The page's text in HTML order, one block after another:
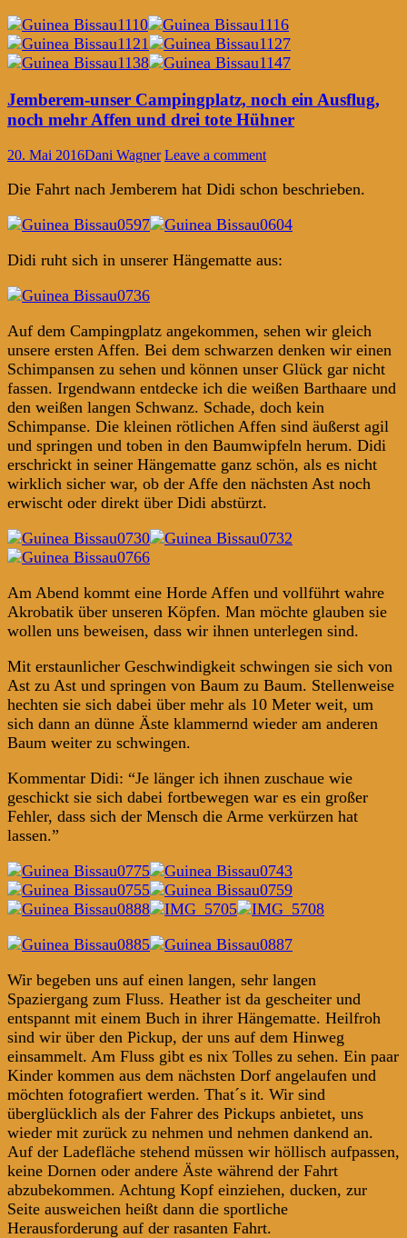
Jemberem-unser Campingplatz, noch ein Ausflug,
noch mehr Affen und drei tote Hühner
20. Mai 2016Dani Wagner Leave a comment
Die Fahrt nach Jemberem hat Didi schon beschrieben.
Didi ruht sich in unserer Hängematte aus:
Auf dem Campingplatz angekommen, sehen wir gleich
unsere ersten Affen. Bei dem schwarzen denken wir einen
Schimpansen zu sehen und können unser Glück gar nicht
fassen. Irgendwann entdecke ich die weißen Barthaare und
den weißen langen Schwanz. Schade, doch kein
Schimpanse. Die kleinen rötlichen Affen sind äußerst agil
und springen und toben in den Baumwipfeln herum. Didi
erschrickt in seiner Hängematte ganz schön, als es nicht
wirklich sicher war, ob der Affe den nächsten Ast noch
erwischt oder direkt über Didi abstürzt.
Am Abend kommt eine Horde Affen und vollführt wahre
Akrobatik über unseren Köpfen. Man möchte glauben sie
wollen uns beweisen, dass wir ihnen unterlegen sind.
Mit erstaunlicher Geschwindigkeit schwingen sie sich von
Ast zu Ast und springen von Baum zu Baum. Stellenweise
hechten sie sich dabei über mehr als 10 Meter weit, um
sich dann an dünne Äste klammernd wieder am anderen
Baum weiter zu schwingen.
Kommentar Didi: “Je länger ich ihnen zuschaue wie
geschickt sie sich dabei fortbewegen war es ein großer
Fehler, dass sich der Mensch die Arme verkürzen hat
lassen.”
Wir begeben uns auf einen langen, sehr langen
Spaziergang zum Fluss. Heather ist da gescheiter und
entspannt mit einem Buch in ihrer Hängematte. Heilfroh
sind wir über den Pickup, der uns auf dem Hinweg
einsammelt. Am Fluss gibt es nix Tolles zu sehen. Ein paar
Kinder kommen aus dem nächsten Dorf angelaufen und
möchten fotografiert werden. That´s it. Wir sind
überglücklich als der Fahrer des Pickups anbietet, uns
wieder mit zurück zu nehmen und nehmen dankend an.
Auf der Ladefläche stehend müssen wir höllisch aufpassen,
keine Dornen oder andere Äste während der Fahrt
abzubekommen. Achtung Kopf einziehen, ducken, zur
Seite ausweichen heißt dann die sportliche
Herausforderung auf der rasanten Fahrt.